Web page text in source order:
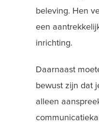
beleving. Hen
een
inrichting.
Daarnaast
bewust zijn dat
alleen